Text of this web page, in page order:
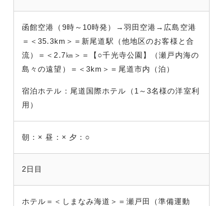
函館空港（9時～10時発）→羽田空港 →広島空港
＝＜35.3km ＞＝新尾道駅（他地区のお客様と合
流）＝＜2.7㎞＞＝【○千光寺公園】（瀬戸内海の
島々の遠望 ）＝＜3km＞＝尾道市内（泊）
宿泊ホテル：尾道国際ホテル（1～3名様の洋室利
用）
朝：× 昼：× 夕：○
2日目
ホテル ＝＜しまなみ海道＞＝瀬戸田（準備運動